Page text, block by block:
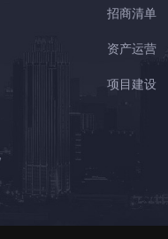
招商清单
资产运营
项目建设